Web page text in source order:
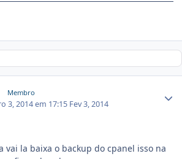
Membro
3, 2014 em 17:15 Fev 3, 2014
vai la baixa o backup do cpanel isso na